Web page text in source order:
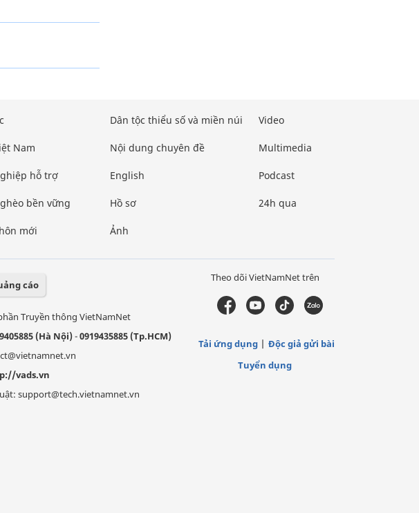
Nam
hỗ trợ
bền vững
mới
Dân tộc thiểu số và miền núi
Nội dung chuyên đề
English
Hồ sơ
Ảnh
Video
Multimedia
Podcast
24h qua
cáo
Truyền thông VietNamNet
(Hà Nội)-0919435885 (Tp.HCM)
vads.vn
support@tech.vietnamnet.vn
Theo dõi VietNamNet trên
Tải ứng dụng
Độc giả gửi bài
Tuyển dụng